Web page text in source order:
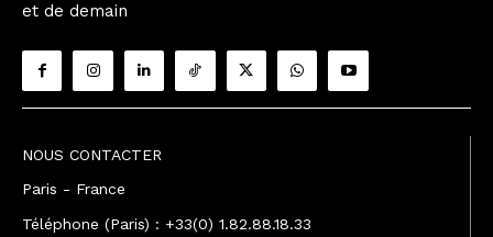
et de demain
NOUS CONTACTER
Paris - France
Téléphone (Paris) : +33(0) 1.82.88.18.33